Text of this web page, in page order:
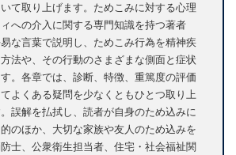
て取り上げます。ためこみに対する心理
への介入に関する専門知識を持つ著者
な言葉で説明し、ためこみ行為を精神疾
法や、その行動のさまざまな側面と症状
。各章では、診断、特徴、重篤度の評価
よくある疑問を少なくともひとつ取り上
誤解を払拭し、読者が自身のため込みに
のほか、大切な家族や友人のため込みを
士、公衆衛生担当者、住宅・社会福祉関